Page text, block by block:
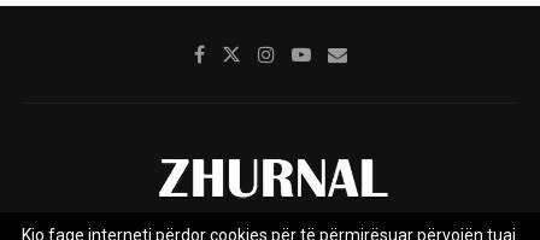
Kjo faqe interneti përdor cookies për të përmirësuar përvojën tuaj.